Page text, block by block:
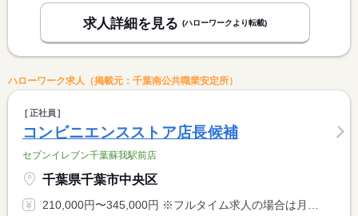
求人詳細を見る (ハローワークより転載)
ハローワーク求人（掲載元：千葉南公共職業安定所）
正社員
コンビニエンスストア店長候補
セブンイレブン千葉蘇我駅前店
千葉県千葉市中央区
210,000円〜345,000円 ※フルタイム求人の場合は月額（換算額）、パート求人の場合は時間額を表示しています。